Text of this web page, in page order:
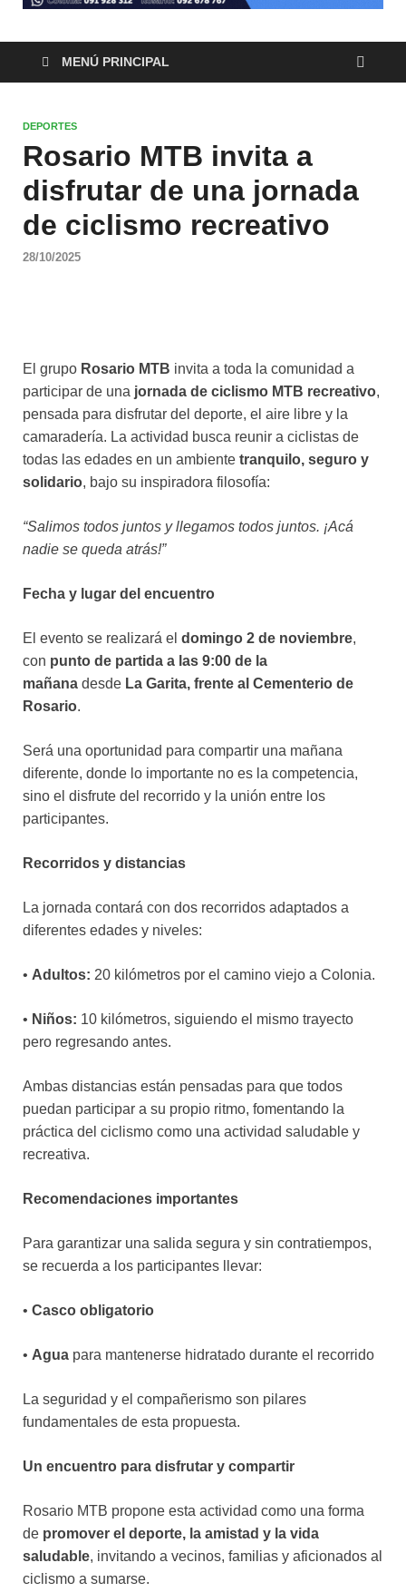
MENÚ PRINCIPAL
DEPORTES
Rosario MTB invita a
disfrutar de una jornada
de ciclismo recreativo
28/10/2025
El grupo Rosario MTB invita a toda la comunidad a
participar de una jornada de ciclismo MTB recreativo,
pensada para disfrutar del deporte, el aire libre y la
camaradería. La actividad busca reunir a ciclistas de
todas las edades en un ambiente tranquilo, seguro y
solidario, bajo su inspiradora filosofía:
“Salimos todos juntos y llegamos todos juntos. ¡Acá
nadie se queda atrás!”
Fecha y lugar del encuentro
El evento se realizará el domingo 2 de noviembre,
con punto de partida a las 9:00 de la
mañana desde La Garita, frente al Cementerio de
Rosario.
Será una oportunidad para compartir una mañana
diferente, donde lo importante no es la competencia,
sino el disfrute del recorrido y la unión entre los
participantes.
Recorridos y distancias
La jornada contará con dos recorridos adaptados a
diferentes edades y niveles:
• Adultos: 20 kilómetros por el camino viejo a Colonia.
• Niños: 10 kilómetros, siguiendo el mismo trayecto
pero regresando antes.
Ambas distancias están pensadas para que todos
puedan participar a su propio ritmo, fomentando la
práctica del ciclismo como una actividad saludable y
recreativa.
Recomendaciones importantes
Para garantizar una salida segura y sin contratiempos,
se recuerda a los participantes llevar:
• Casco obligatorio
• Agua para mantenerse hidratado durante el recorrido
La seguridad y el compañerismo son pilares
fundamentales de esta propuesta.
Un encuentro para disfrutar y compartir
Rosario MTB propone esta actividad como una forma
de promover el deporte, la amistad y la vida
saludable, invitando a vecinos, familias y aficionados al
ciclismo a sumarse.